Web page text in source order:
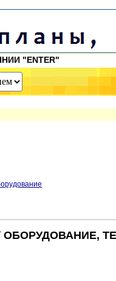
"ENTER"